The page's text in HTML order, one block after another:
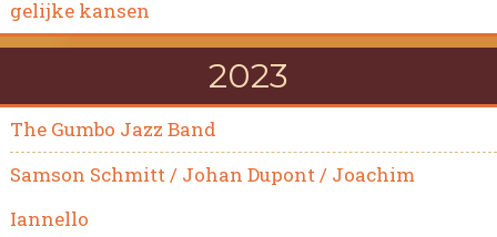
gelijke kansen
2023
The Gumbo Jazz Band
Samson Schmitt / Johan Dupont / Joachim
Iannello